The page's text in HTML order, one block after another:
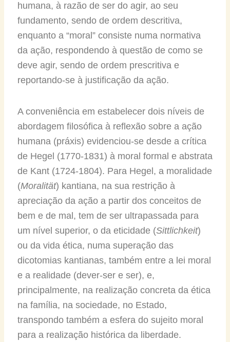
humana, à razão de ser do agir, ao seu
fundamento, sendo de ordem descritiva,
enquanto a “moral” consiste numa normativa
da ação, respondendo à questão de como se
deve agir, sendo de ordem prescritiva e
reportando-se à justificação da ação.
A conveniência em estabelecer dois níveis de
abordagem filosófica à reflexão sobre a ação
humana (práxis) evidenciou-se desde a crítica
de Hegel (1770-1831) à moral formal e abstrata
de Kant (1724-1804). Para Hegel, a moralidade
(Moralität) kantiana, na sua restrição à
apreciação da ação a partir dos conceitos de
bem e de mal, tem de ser ultrapassada para
um nível superior, o da eticidade (Sittlichkeit)
ou da vida ética, numa superação das
dicotomias kantianas, também entre a lei moral
e a realidade (dever-ser e ser), e,
principalmente, na realização concreta da ética
na família, na sociedade, no Estado,
transpondo também a esfera do sujeito moral
para a realização histórica da liberdade.